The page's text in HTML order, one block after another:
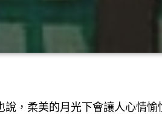
，柔美的月光下會讓人心情